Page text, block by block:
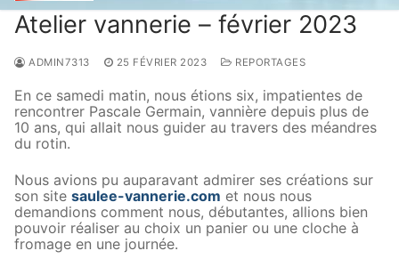
Atelier vannerie – février 2023
ADMIN7313 25 FÉVRIER 2023 REPORTAGES
En ce samedi matin, nous étions six, impatientes de
rencontrer Pascale Germain, vannière depuis plus de
10 ans, qui allait nous guider au travers des méandres
du rotin.
Nous avions pu auparavant admirer ses créations sur
son site saulee-vannerie.com et nous nous
demandions comment nous, débutantes, allions bien
pouvoir réaliser au choix un panier ou une cloche à
fromage en une journée.